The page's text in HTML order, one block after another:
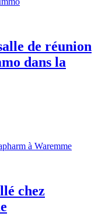
de réunion
dans la
chez